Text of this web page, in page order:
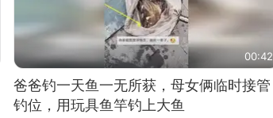
00:42
爸爸钓一天鱼一无所获，母女俩临时接管
钓位，用玩具鱼竿钓上大鱼